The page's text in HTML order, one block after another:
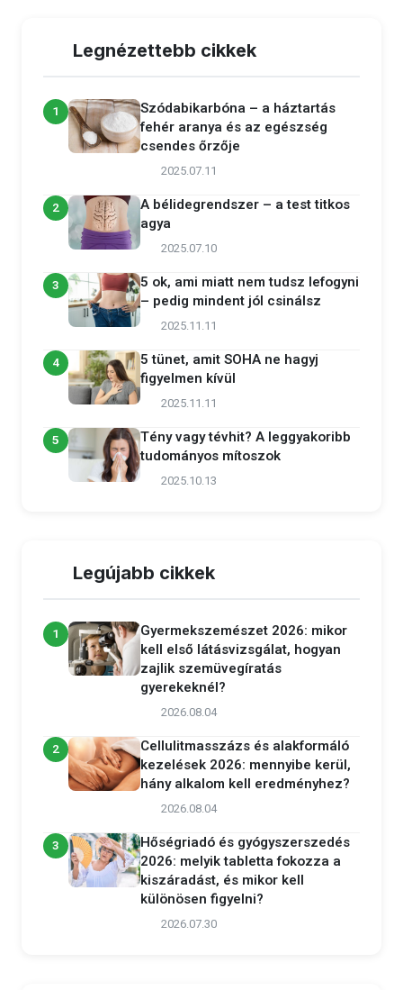
Legnézettebb cikkek
1
Szódabikarbóna – a háztartás
fehér aranya és az egészség
csendes őrzője
2025.07.11
2
A bélidegrendszer – a test titkos
agya
2025.07.10
3
5 ok, ami miatt nem tudsz lefogyni
– pedig mindent jól csinálsz
2025.11.11
4
5 tünet, amit SOHA ne hagyj
figyelmen kívül
2025.11.11
5
Tény vagy tévhit? A leggyakoribb
tudományos mítoszok
2025.10.13
Legújabb cikkek
1
Gyermekszemészet 2026: mikor
kell első látásvizsgálat, hogyan
zajlik szemüvegíratás
gyerekeknél?
2026.08.04
2
Cellulitmasszázs és alakformáló
kezelések 2026: mennyibe kerül,
hány alkalom kell eredményhez?
2026.08.04
3
Hőségriadó és gyógyszerszedés
2026: melyik tabletta fokozza a
kiszáradást, és mikor kell
különösen figyelni?
2026.07.30